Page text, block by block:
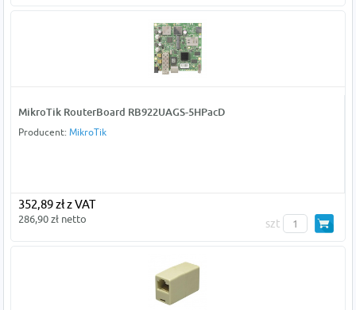
MikroTik RouterBoard RB922UAGS-5HPacD
Producent: MikroTik
352,89 zł z VAT
286,90 zł netto szt